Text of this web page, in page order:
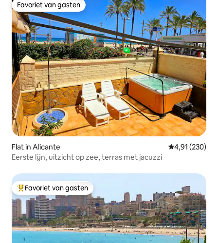
Favoriet van gasten
Favoriet van gasten
Flat in Alicante Gemiddelde
4,91 (230)
Eerste lijn, uitzicht op zee, terras met jacuzzi
Topfavoriet van gasten
Favoriet van gasten